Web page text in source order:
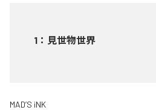
1 ： 見世物世界
MAD’S iNK